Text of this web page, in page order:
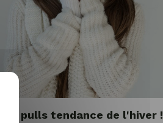
Les pulls tendance de l'hiver !